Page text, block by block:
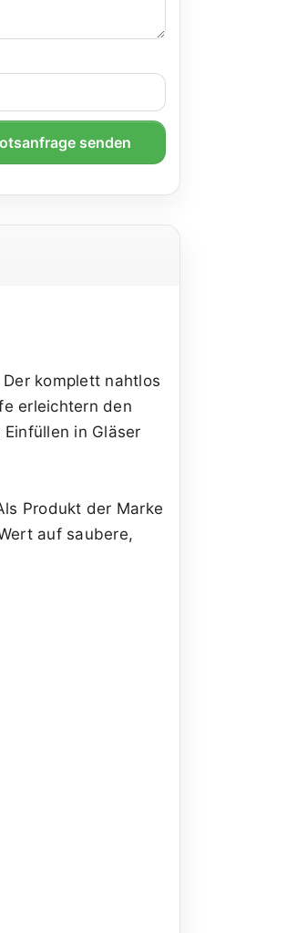
senden
komplett nahtlos
erleichtern den
in Gläser
Produkt der Marke
auf saubere,